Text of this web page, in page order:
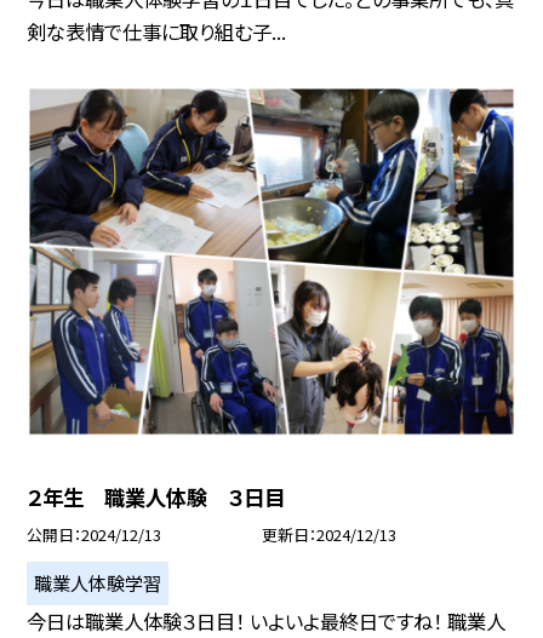
剣な表情で仕事に取り組む子...
２年生 職業人体験 ３日目
公開日 2024/12/13 更新日 2024/12/13
職業人体験学習
今日は職業人体験３日目！ いよいよ最終日ですね！ 職業人